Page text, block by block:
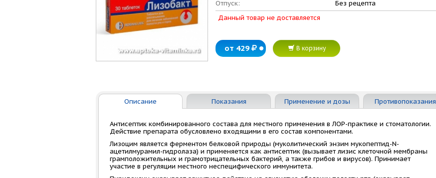
Отпуск:
Без рецепта
Данный товар не доставляется
от 429 В корзину
Описание Показания Применение и дозы Противопоказания
Антисептик комбинированного состава для местного применения в ЛОР-практике и стоматологии.
Действие препарата обусловлено входящими в его состав компонентами.
Лизоцим является ферментом белковой природы (муколитический энзим мукопептид-N-
ацетилмурамил-гидролаза) и применяется как антисептик (вызывает лизис клеточной мембраны
грамположительных и грамотрицательных бактерий, а также грибов и вирусов). Принимает
участие в регуляции местного неспецифического иммунитета.